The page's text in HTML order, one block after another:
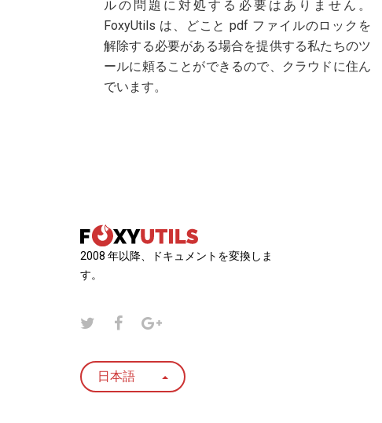
ルの問題に対処する必要はありません。
FoxyUtils は、どこと pdf ファイルのロックを
解除する必要がある場合を提供する私たちのツ
ールに頼ることができるので、クラウドに住ん
でいます。
2008 年以降、ドキュメントを変換しま
す。
日本語